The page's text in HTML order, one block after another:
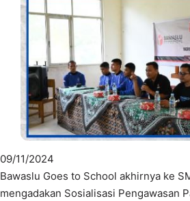
09/11/2024
Bawaslu Goes to School akhirnya ke
mengadakan Sosialisasi Pengawasan